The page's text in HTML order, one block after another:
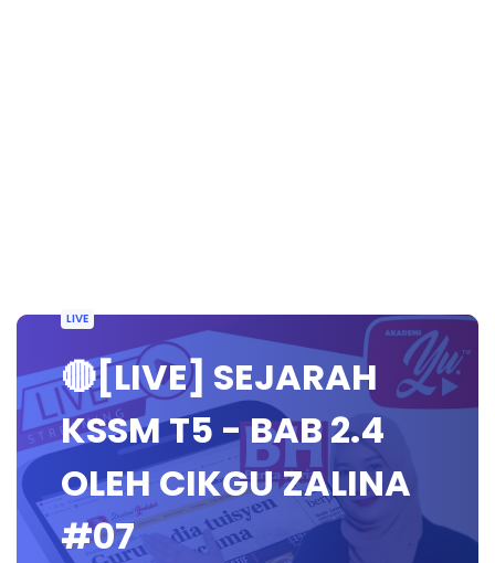
LIVE
🔴[LIVE] SEJARAH
KSSM T5 - BAB 2.4
OLEH CIKGU ZALINA
#07